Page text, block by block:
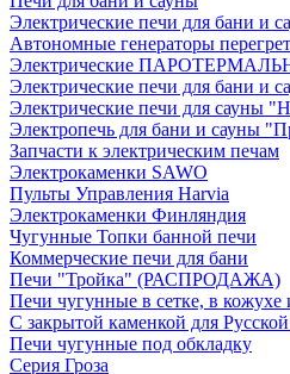
Электрические печи для бани и
Автономные генераторы
Электрические
Электрические печи для бани и
Электрические печи для сауны
Электропечь для бани и сауны
Запчасти к электрическим печам
Электрокаменки SAWO
Пульты Управления Harvia
Электрокаменки Финляндия
Чугунные Топки банной печи
Коммерческие печи для бани
Печи "Тройка" (РАСПРОДАЖА)
Печи чугунные в сетке, в кожухе
С закрытой каменкой для
Печи чугунные под обкладку
Серия Гроза